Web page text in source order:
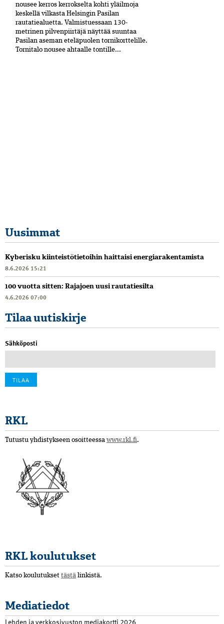
nousee kerros kerrokselta kohti yläilmoja
keskellä vilkasta Helsingin Pasilan
rautatiealuetta. Valmistuessaan 130-
metrinen pilvenpiirtäjä näyttää suuntaa
Pasilan aseman eteläpuolen tornikorttelille.
Tornitalo nousee ahtaalle tontille...
Uusimmat
Kyberisku kiinteistötietoihin haittaisi energiarakentamista
8.6.2026 15:21
100 vuotta sitten: Rajajoen uusi rautatiesilta
4.6.2026 07:00
Tilaa uutiskirje
Sähköposti
RKL
Tutustu yhdistykseen osoitteessa www.rkl.fi.
RKL koulutukset
Katso koulutukset tästä linkistä.
Mediatiedot
Lehden ja verkkosivuston mediakortti 2026